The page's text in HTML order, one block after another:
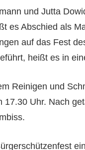
und Jutta
es Abschied als
auf das Fest
heißt es in
Reinigen und
Uhr. Nach